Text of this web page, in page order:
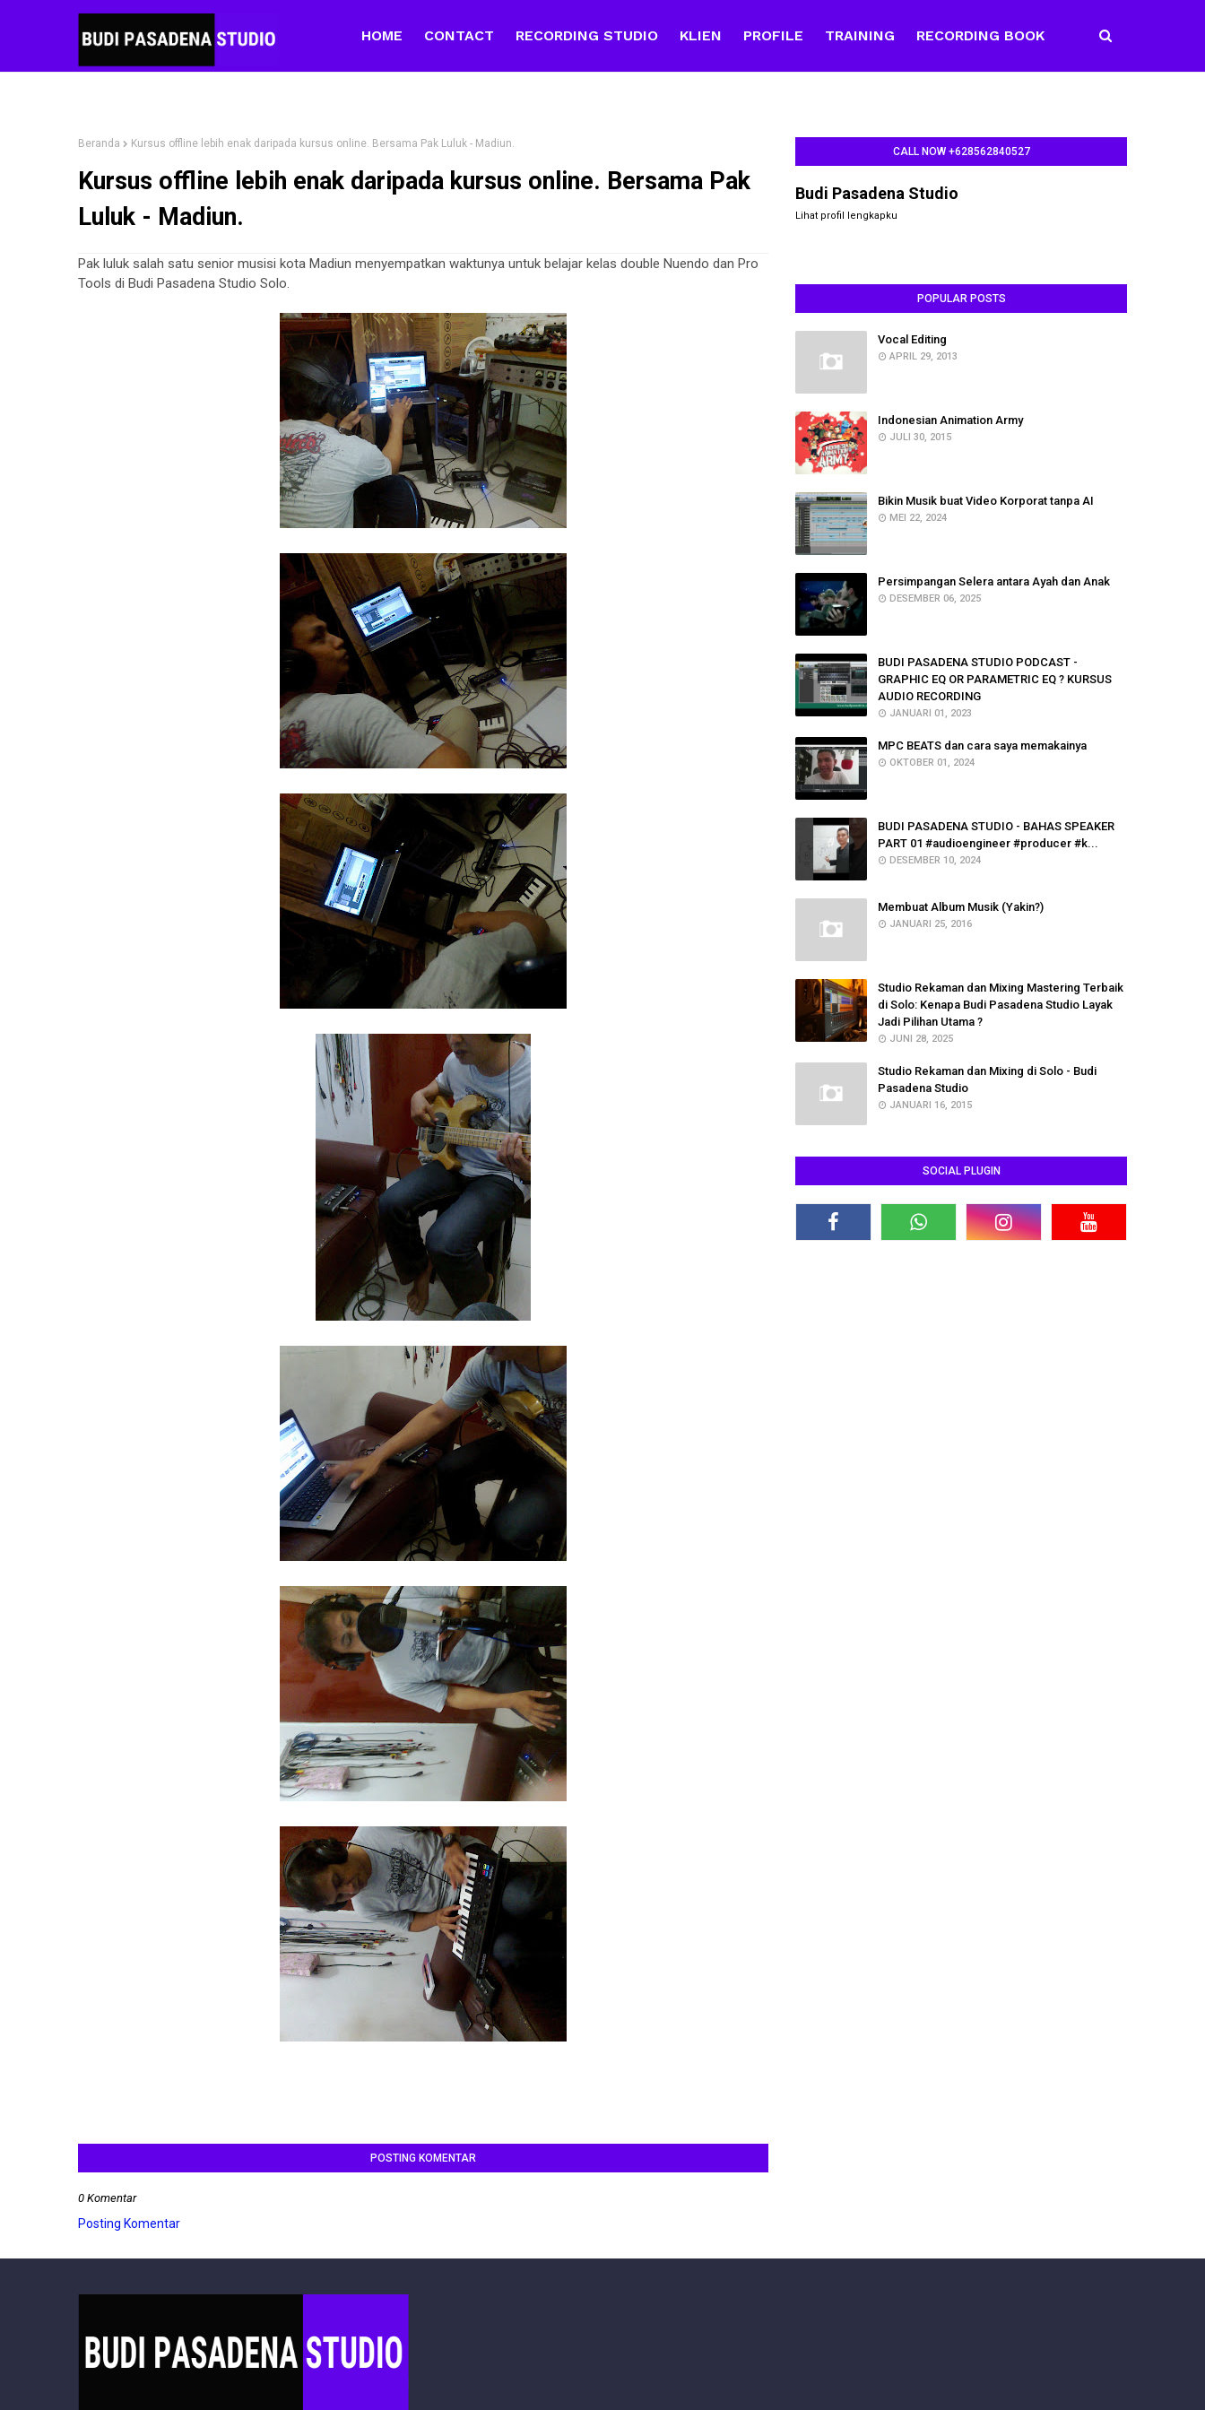
HOME CONTACT RECORDING STUDIO KLIEN PROFILE TRAINING RECORDING BOOK
Beranda Kursus offline lebih enak daripada kursus online. Bersama Pak Luluk - Madiun.
Kursus offline lebih enak daripada kursus online. Bersama Pak
Luluk - Madiun.
Pak luluk salah satu senior musisi kota Madiun menyempatkan waktunya untuk belajar kelas double Nuendo dan Pro
Tools di Budi Pasadena Studio Solo.
POSTING KOMENTAR
0 Komentar
Posting Komentar
CALL NOW +628562840527
Budi Pasadena Studio
Lihat profil lengkapku
POPULAR POSTS
Vocal Editing
APRIL 29, 2013
Indonesian Animation Army
JULI 30, 2015
Bikin Musik buat Video Korporat tanpa AI
MEI 22, 2024
Persimpangan Selera antara Ayah dan Anak
DESEMBER 06, 2025
BUDI PASADENA STUDIO PODCAST -
GRAPHIC EQ OR PARAMETRIC EQ ? KURSUS
AUDIO RECORDING
JANUARI 01, 2023
MPC BEATS dan cara saya memakainya
OKTOBER 01, 2024
BUDI PASADENA STUDIO - BAHAS SPEAKER
PART 01 #audioengineer #producer #k...
DESEMBER 10, 2024
Membuat Album Musik (Yakin?)
JANUARI 25, 2016
Studio Rekaman dan Mixing Mastering Terbaik
di Solo: Kenapa Budi Pasadena Studio Layak
Jadi Pilihan Utama ?
JUNI 28, 2025
Studio Rekaman dan Mixing di Solo - Budi
Pasadena Studio
JANUARI 16, 2015
SOCIAL PLUGIN